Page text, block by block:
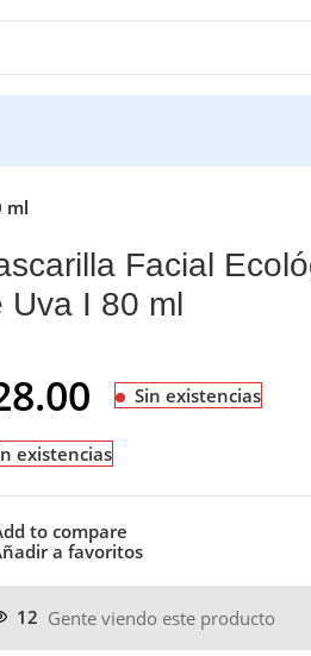
ml
Facial
Uva I 80 ml
Sin existencias
existencias
to compare
a favoritos
12 Gente viendo este producto